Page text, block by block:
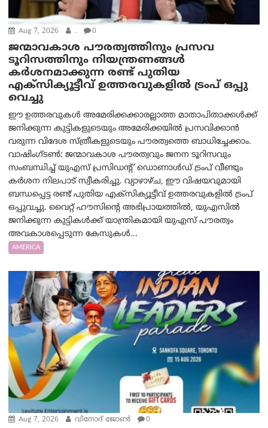
Aug 7, 2026 . 0
ജന്മാവകാശ പൗരത്വത്തിനും പ്രസവ
ടൂറിസത്തിനും നിയന്ത്രണങ്ങൾ
കർശനമാക്കുന്ന രണ്ട് പുതിയ
എക്സിക്യൂട്ടീവ് ഉത്തരവുകളിൽ ട്രംപ് ഒപ്പു
വെച്ചു
ഈ ഉത്തരവുകൾ അമേരിക്കക്കാരല്ലാത്ത മാതാപിതാക്കൾക്ക്
ജനിക്കുന്ന കുട്ടികളുടെയും അമേരിക്കയിൽ പ്രസവിക്കാൻ
വരുന്ന വിദേശ സ്ത്രീകളുടെയും പൗരത്വത്തെ ബാധിച്ചേക്കാം.
വാഷിംഗ്ടണ്‍: ജന്മാവകാശ പൗരത്വവും ജനന ടൂറിസവും
സംബന്ധിച്ച് യുഎസ് പ്രസിഡന്റ് ഡൊണാൾഡ് ട്രംപ് വീണ്ടും
കർശന നിലപാട് സ്വീകരിച്ചു. വ്യാഴാഴ്ച, ഈ വിഷയവുമായി
ബന്ധപ്പെട്ട രണ്ട് പുതിയ എക്സിക്യൂട്ടീവ് ഉത്തരവുകളിൽ ട്രംപ്
ഒപ്പുവച്ചു. വൈറ്റ് ഹൗസിന്റെ അഭിപ്രായത്തിൽ, യുഎസിൽ
ജനിക്കുന്ന കുട്ടികൾക്ക് യാന്ത്രികമായി യുഎസ് പൗരത്വം
അവകാശപ്പെടുന്ന കേസുകൾ...
AMERICA
Aug 7, 2026 വിനോദ് ജോൺ 0